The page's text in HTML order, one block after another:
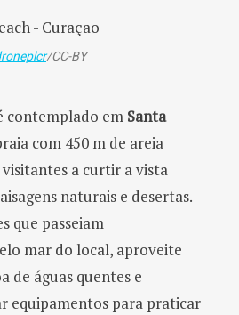
/CC-BY
contemplado em Santa
com 450 m de areia
a curtir a vista
naturais e desertas.
que passeiam
mar do local, aproveite
de águas quentes e
equipamentos para praticar